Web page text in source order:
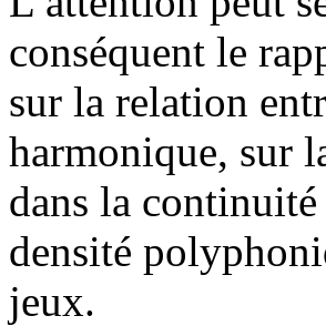
conséquent le
sur la relation
harmonique, sur
dans la
densité
jeux.